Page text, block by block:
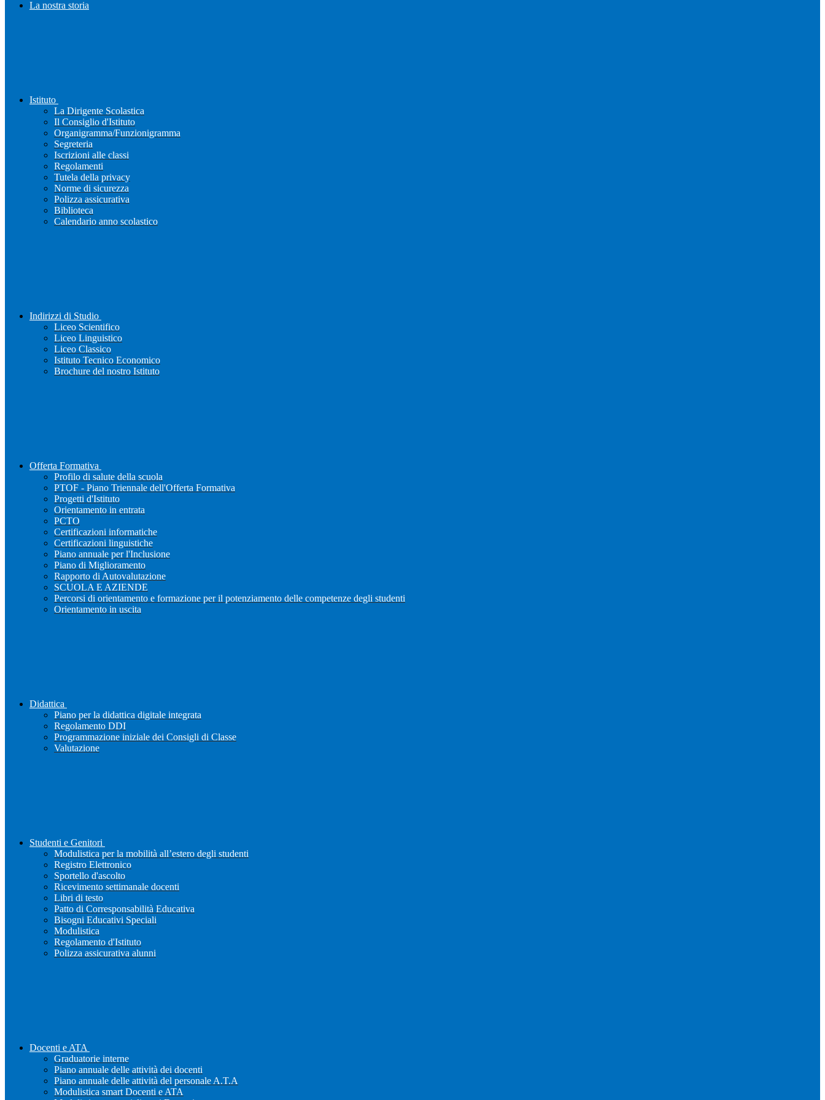
La nostra storia
Istituto
La Dirigente Scolastica
Il Consiglio d'Istituto
Organigramma/Funzionigramma
Segreteria
Iscrizioni alle classi
Regolamenti
Tutela della privacy
Norme di sicurezza
Polizza assicurativa
Biblioteca
Calendario anno scolastico
Indirizzi di Studio
Liceo Scientifico
Liceo Linguistico
Liceo Classico
Istituto Tecnico Economico
Brochure del nostro Istituto
Offerta Formativa
Profilo di salute della scuola
PTOF - Piano Triennale dell'Offerta Formativa
Progetti d'Istituto
Orientamento in entrata
PCTO
Certificazioni informatiche
Certificazioni linguistiche
Piano annuale per l'Inclusione
Piano di Miglioramento
Rapporto di Autovalutazione
SCUOLA E AZIENDE
Percorsi di orientamento e formazione per il potenziamento delle competenze degli studenti
Orientamento in uscita
Didattica
Piano per la didattica digitale integrata
Regolamento DDI
Programmazione iniziale dei Consigli di Classe
Valutazione
Studenti e Genitori
Modulistica per la mobilità all’estero degli studenti
Registro Elettronico
Sportello d'ascolto
Ricevimento settimanale docenti
Libri di testo
Patto di Corresponsabilità Educativa
Bisogni Educativi Speciali
Modulistica
Regolamento d'Istituto
Polizza assicurativa alunni
Docenti e ATA
Graduatorie interne
Piano annuale delle attività dei docenti
Piano annuale delle attività del personale A.T.A
Modulistica smart Docenti e ATA